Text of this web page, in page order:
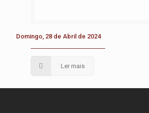
Domingo, 28 de Abril de 2024
Ler mais